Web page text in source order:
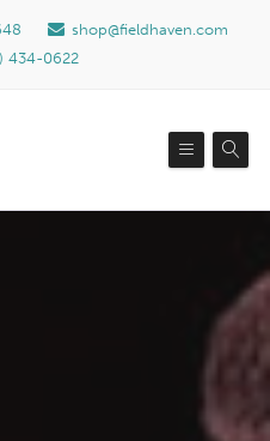
shop@fieldhaven.com
434-0622